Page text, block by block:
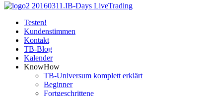
Testen!
Kundenstimmen
Kontakt
TB-Blog
Kalender
KnowHow
TB-Universum komplett erklärt
Beginner
Fortgeschrittene